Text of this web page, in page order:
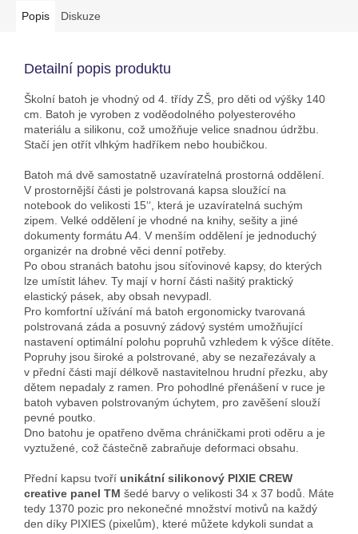
Popis Diskuze
Detailní popis produktu
Školní batoh je vhodný od 4. třídy ZŠ, pro děti od výšky 140
cm. Batoh je vyroben z voděodolného polyesterového
materiálu a silikonu, což umožňuje velice snadnou údržbu.
Stačí jen otřít vlhkým hadříkem nebo houbičkou.
Batoh má dvě samostatně uzavíratelná prostorná oddělení.
V prostornější části je polstrovaná kapsa sloužící na
notebook do velikosti 15‘‘, která je uzavíratelná suchým
zipem. Velké oddělení je vhodné na knihy, sešity a jiné
dokumenty formátu A4. V menším oddělení je jednoduchý
organizér na drobné věci denní potřeby.
Po obou stranách batohu jsou síťovinové kapsy, do kterých
lze umístit láhev. Ty mají v horní části našitý praktický
elastický pásek, aby obsah nevypadl.
Pro komfortní užívání má batoh ergonomicky tvarovaná
polstrovaná záda a posuvný zádový systém umožňující
nastavení optimální polohu popruhů vzhledem k výšce dítěte.
Popruhy jsou široké a polstrované, aby se nezařezávaly a
v přední části mají délkově nastavitelnou hrudní přezku, aby
dětem nepadaly z ramen. Pro pohodlné přenášení v ruce je
batoh vybaven polstrovaným úchytem, pro zavěšení slouží
pevné poutko.
Dno batohu je opatřeno dvěma chráničkami proti oděru a je
vyztužené, což částečně zabraňuje deformaci obsahu.
Přední kapsu tvoří unikátní silikonový PIXIE CREW
creative panel TM šedé barvy o velikosti 34 x 37 bodů. Máte
tedy 1370 pozic pro nekonečné množství motivů na každý
den díky PIXIES (pixelům), které můžete kdykoli sundat a